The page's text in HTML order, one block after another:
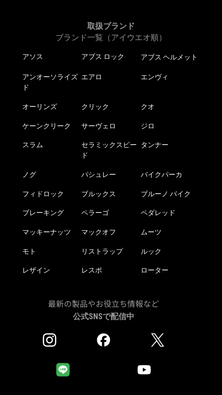
取扱ブランド
ブランド一覧（アイウエオ順）
アソス アブス ロック アブス ヘルメット
アンオーソライズ
ド
エアロ エンヴィ
オーリンズ クリック クオ
ケーンクリーク サーヴェロ ジロ
スラム
セラミックスピー
ド
タンナー
ノグ パシュレー バイクパーカ
フィドロック ブルックス ブルーノ バイク
ブレーキング ペラーゴ ペダレッド
マッキーナッツ マックオフ ムーツ
モト リストラップ ルック
レザイン レスポ ローター
最新の製品やお役立ち情報など
公式SNSで配信中